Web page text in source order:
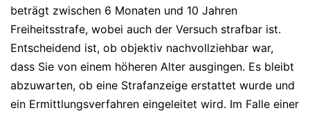
beträgt zwischen 6 Monaten und 10 Jahren
Freiheitsstrafe, wobei auch der Versuch strafbar ist.
Entscheidend ist, ob objektiv nachvollziehbar war,
dass Sie von einem höheren Alter ausgingen. Es bleibt
abzuwarten, ob eine Strafanzeige erstattet wurde und
ein Ermittlungsverfahren eingeleitet wird. Im Falle einer